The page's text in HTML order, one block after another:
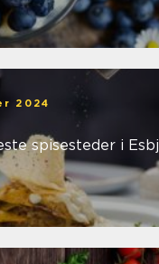
2024
spisesteder i